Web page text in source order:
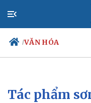
/VĂN HÓA
Chính trị
Tác phẩm